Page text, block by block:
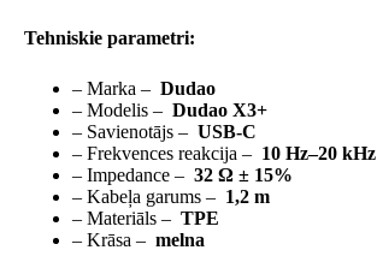
Tehniskie parametri:
– Marka – Dudao
– Modelis – Dudao X3+
– Savienotājs – USB-C
– Frekvences reakcija – 10 Hz–20 kHz
– Impedance – 32 Ω ± 15%
– Kabeļa garums – 1,2 m
– Materiāls – TPE
– Krāsa – melna